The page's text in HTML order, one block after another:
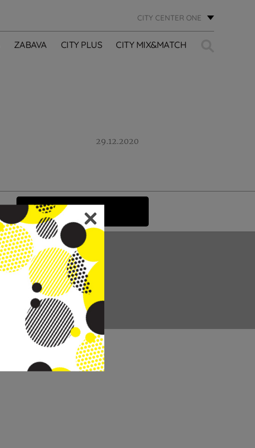
CITY CENTER ONE
ZABAVA CITY PLUS CITY MIX&MATCH
29.12.2020
PRIJAVI SE
CC REAL